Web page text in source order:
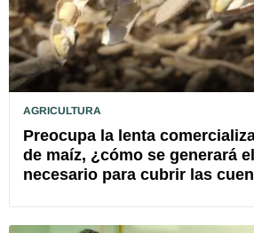
AGRICULTURA
Preocupa la lenta
de maíz, ¿cómo se generará
necesario para cubrir las